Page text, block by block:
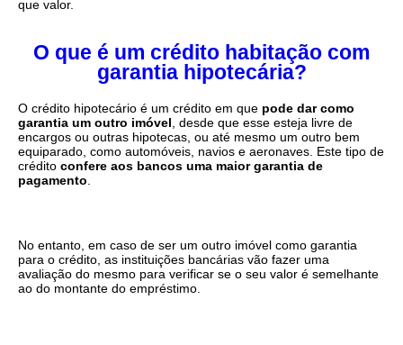
que valor.
O que é um crédito habitação com
garantia hipotecária?
O crédito hipotecário é um crédito em que pode dar como
garantia um outro imóvel , desde que esse esteja livre de
encargos ou outras hipotecas, ou até mesmo um outro bem
equiparado, como automóveis, navios e aeronaves. Este tipo de
crédito confere aos bancos uma maior garantia de
pagamento
No entanto, em caso de ser um outro imóvel como garantia
para o crédito, as instituições bancárias vão fazer uma
avaliação do mesmo para verificar se o seu valor é semelhante
ao do montante do empréstimo.